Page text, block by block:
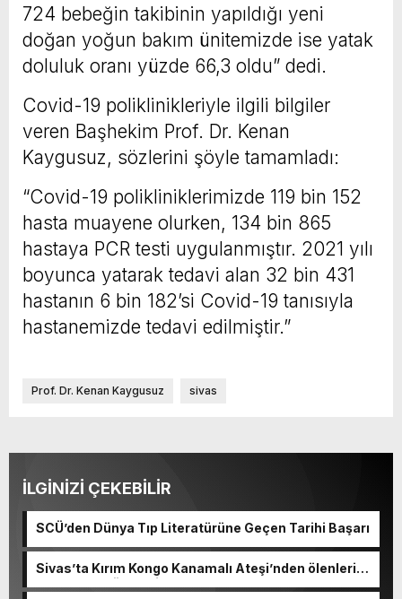
724 bebeğin takibinin yapıldığı yeni
doğan yoğun bakım ünitemizde ise yatak
doluluk oranı yüzde 66,3 oldu” dedi.
Covid-19 poliklinikleriyle ilgili bilgiler
veren Başhekim Prof. Dr. Kenan
Kaygusuz, sözlerini şöyle tamamladı:
“Covid-19 polikliniklerimizde 119 bin 152
hasta muayene olurken, 134 bin 865
hastaya PCR testi uygulanmıştır. 2021 yılı
boyunca yatarak tedavi alan 32 bin 431
hastanın 6 bin 182’si Covid-19 tanısıyla
hastanemizde tedavi edilmiştir.”
Prof. Dr. Kenan Kaygusuz sivas
İLGİNİZİ ÇEKEBİLİR
SCÜ’den Dünya Tıp Literatürüne Geçen Tarihi Başarı
Sivas’ta Kırım Kongo Kanamalı Ateşi’nden ölenlerin
sayısı 10’a yükseldi